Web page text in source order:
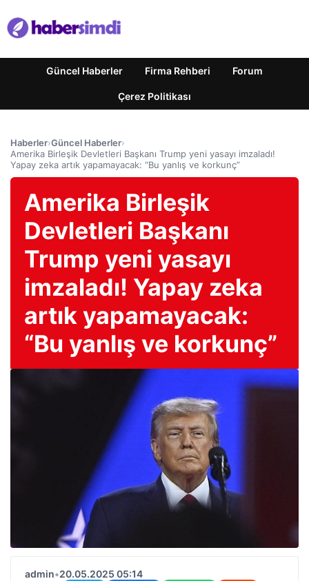
Güncel Haberler Firma Rehberi Forum
Çerez Politikası
Haberler›Güncel Haberler›
Amerika Birleşik Devletleri Başkanı Trump yeni yasayı imzaladı!
Yapay zeka artık yapamayacak: “Bu yanlış ve korkunç”
Amerika Birleşik
Devletleri Başkanı
Trump yeni yasayı
imzaladı! Yapay zeka
artık yapamayacak:
“Bu yanlış ve korkunç”
admin•20.05.2025 05:14